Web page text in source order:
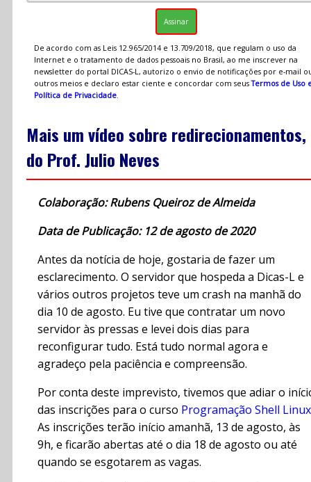
De acordo com as Leis 12.965/2014 e 13.709/2018, que regulam o uso da
Internet e o tratamento de dados pessoais no Brasil, ao me inscrever na
newsletter do portal DICAS-L, autorizo o envio de notificações por e-mail
outros meios e declaro estar ciente e concordar com seusTermos de Uso
Política de Privacidade.
Mais um vídeo sobre redirecionamentos,
do Prof. Julio Neves
Colaboração: Rubens Queiroz de Almeida
Data de Publicação: 12 de agosto de 2020
Antes da notícia de hoje, gostaria de fazer um
esclarecimento. O servidor que hospeda a Dicas-L e
vários outros projetos teve um crash na manhã do
dia 10 de agosto. Eu tive que contratar um novo
servidor às pressas e levei dois dias para
reconfigurar tudo. Está tudo normal agora e
agradeço pela paciência e compreensão.
Por conta deste imprevisto, tivemos que adiar o
das inscrições para o curso Programação Shell Linux
As inscrições terão início amanhã, 13 de agosto, às
9h, e ficarão abertas até o dia 18 de agosto ou até
quando se esgotarem as vagas.